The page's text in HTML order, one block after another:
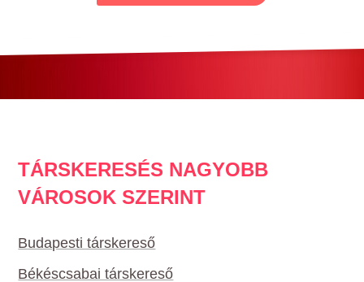
TÁRSKERESÉS NAGYOBB
VÁROSOK SZERINT
Budapesti társkereső
Békéscsabai társkereső